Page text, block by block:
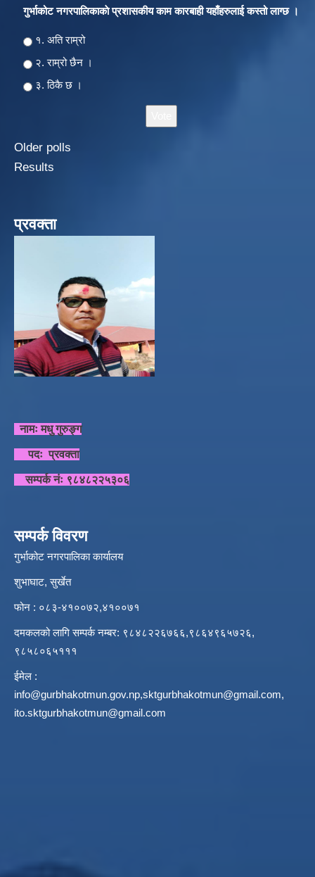
गुर्भाकोट नगरपालिकाकाे प्रशासकीय काम कारबाही यहाँहरुलाई कस्तो लाग्छ ।
Choices
१. अति राम्रो
२‍‍. राम्रो छैन ।
३. ठिकै छ ।
Older polls
Results
प्रवक्ता
नामः मधु गुरुङ्ग
पदः प्रवक्ता
सम्पर्क नंः ९८४८२२५३०६
सम्पर्क विवरण
गुर्भाकोट नगरपालिका कार्यालय
शुभाघाट, सुर्खेत
फोन : ०८३-४१००७२,४१००७१
दमकलको लागि सम्पर्क नम्बर: ९८४८२२६७६६,९८६४९६५७२६,
९८५८०६५१११
ईमेल :
info@gurbhakotmun.gov.np,sktgurbhakotmun@gmail.com,
ito.sktgurbhakotmun@gmail.com